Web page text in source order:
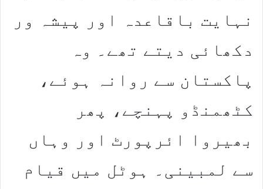
نہایت باقاعدہ اور پیشہ ور
دکھائی دیتے تھے۔ وہ
پاکستان سے روانہ ہوئے،
کٹھمنڈو پہنچے، پھر
بھیروا ائرپورٹ اور وہاں
سے لمبینی۔ ہوٹل میں قیام